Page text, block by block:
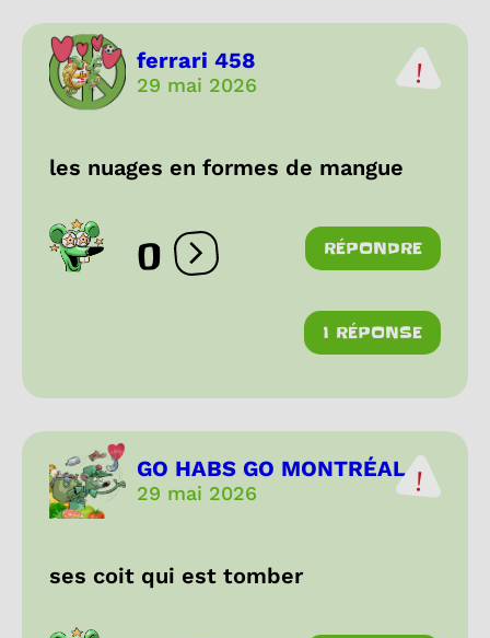
ferrari 458
29 mai 2026
les nuages en formes de mangue
0 Ouvrir les réactions
RÉPONDRE
1 RÉPONSE
GO HABS GO MONTRÉAL
29 mai 2026
ses coit qui est tomber